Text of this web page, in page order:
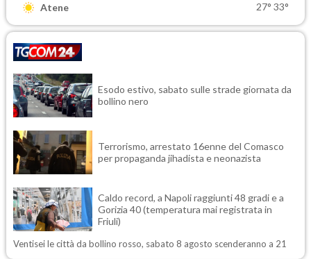
Atene 27° 33°
Esodo estivo, sabato sulle strade giornata da
bollino nero
Terrorismo, arrestato 16enne del Comasco
per propaganda jihadista e neonazista
Caldo record, a Napoli raggiunti 48 gradi e a
Gorizia 40 (temperatura mai registrata in
Friuli)
Ventisei le città da bollino rosso, sabato 8 agosto scenderanno a 21